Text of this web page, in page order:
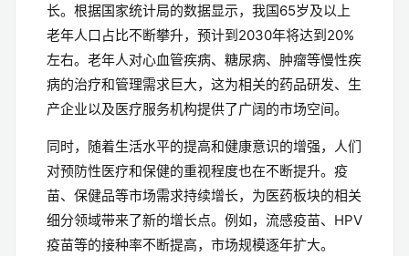
长。根据国家统计局的数据显示，我国65岁及以上
老年人口占比不断攀升，预计到2030年将达到20%
左右。老年人对心血管疾病、糖尿病、肿瘤等慢性疾
病的治疗和管理需求巨大，这为相关的药品研发、生
产企业以及医疗服务机构提供了广阔的市场空间。
同时，随着生活水平的提高和健康意识的增强，人们
对预防性医疗和保健的重视程度也在不断提升。疫
苗、保健品等市场需求持续增长，为医药板块的相关
细分领域带来了新的增长点。例如，流感疫苗、HPV
疫苗等的接种率不断提高，市场规模逐年扩大。